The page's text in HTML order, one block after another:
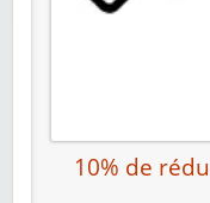
10% de